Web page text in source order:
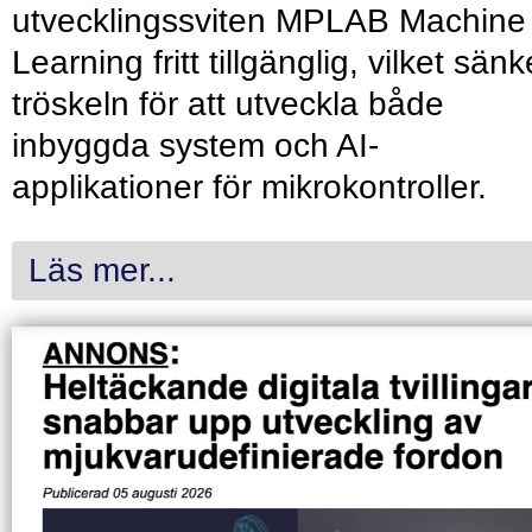
utvecklingssviten MPLAB Machine
Learning fritt tillgänglig, vilket
tröskeln för att utveckla både
inbyggda system och AI-
applikationer för mikrokontroller.
Läs mer...